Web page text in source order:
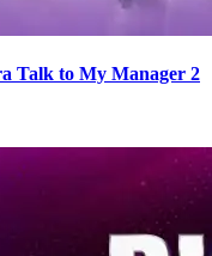
Talk to My Manager 2